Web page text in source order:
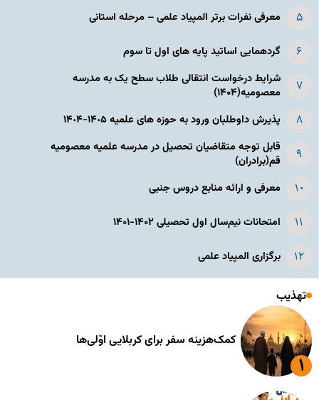
معرفی نفرات برتر المپیاد علمی – مرحله استانی
گردهمایی اساتید پایه های اول تا سوم
شرایط درخواست انتقالی طلاب سطح یک به مدرسه
معصومیه(۱۴۰۴)
پذیرش داوطلبان ورود به حوزه های علمیه ١۴٠۵-١۴٠۴
قابل توجه متقاضیان تحصیل در مدرسه علمیه معصومیه
قم(برادران)
معرفی و ارائه منابع دروس جنبی
امتحانات نیم‌سال اول تحصیلی ۱۴۰۲-۱۴۰۱
برگزاری المپیاد علمی
تهذیب
کمک‌هزینه سفر برای کربلایی اوّلی‌ها